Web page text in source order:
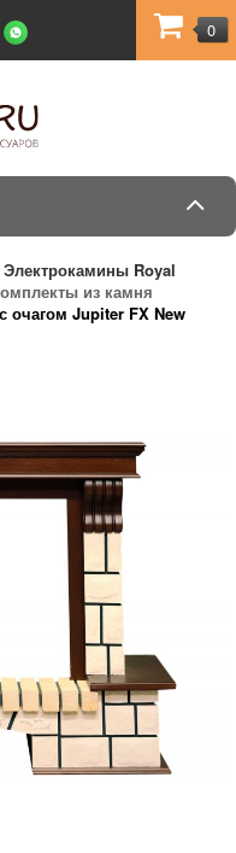
0
Электрокамины Royal
из камня
очагом Jupiter FX New